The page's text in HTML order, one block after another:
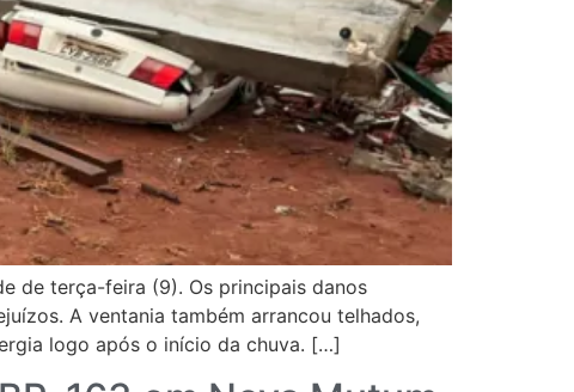
de terça-feira (9). Os principais danos
A ventania também arrancou telhados,
logo após o início da chuva. […]